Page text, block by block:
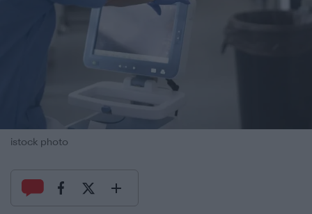
istock photo